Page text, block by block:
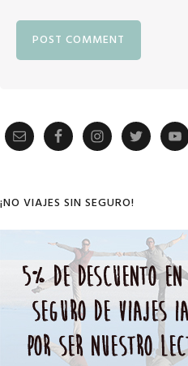
Primary
¡NO VIAJES SIN SEGURO!